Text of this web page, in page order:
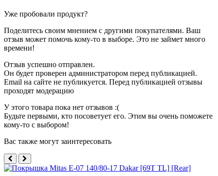
Уже пробовали продукт?
Поделитесь своим мнением с другими покупателями. Ваш
отзыв может помочь кому-то в выборе. Это не займет много
времени!
Отзыв успешно отправлен.
Он будет проверен администратором перед публикацией.
Email на сайте не публикуется. Перед публикацией отзывы
проходят модерацию
У этого товара пока нет отзывов :(
Будьте первыми, кто посоветует его. Этим вы очень поможете
кому-то с выбором!
Вас также могут заинтересовать